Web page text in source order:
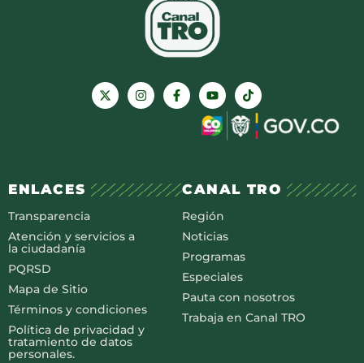
ENLACES
Transparencia
Atención y servicios a
la ciudadanía
PQRSD
Mapa de Sitio
Términos y condiciones
Política de privacidad y
tratamiento de datos
personales.
CANAL TRO
Región
Noticias
Programas
Especiales
Pauta con nosotros
Trabaja en Canal TRO